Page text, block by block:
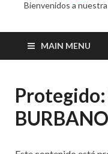
Bienvenidos a
MAIN MENU
Protegido:
BURBANO